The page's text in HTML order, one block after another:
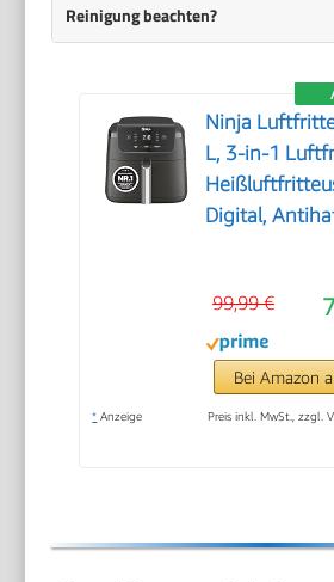
Reinigung beachten?
Ninja
L, 3-in-1
Digital,
99,99 €
Bei Amazon
* Anzeige Preis inkl. MwSt., zzgl.